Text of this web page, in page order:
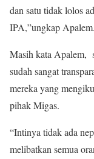
dan satu tidak lolos
IPA,”ungkap Apalem.
Masih kata Apalem,
sudah sangat
mereka yang
pihak Migas.
“Intinya tidak ada
melibatkan semua